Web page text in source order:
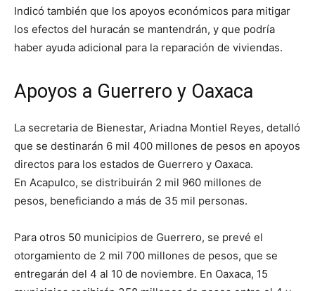
Indicó también que los apoyos económicos para mitigar
los efectos del huracán se mantendrán, y que podría
haber ayuda adicional para la reparación de viviendas.
Apoyos a Guerrero y Oaxaca
La secretaria de Bienestar, Ariadna Montiel Reyes, detalló
que se destinarán 6 mil 400 millones de pesos en apoyos
directos para los estados de Guerrero y Oaxaca.
En Acapulco, se distribuirán 2 mil 960 millones de
pesos, beneficiando a más de 35 mil personas.
Para otros 50 municipios de Guerrero, se prevé el
otorgamiento de 2 mil 700 millones de pesos, que se
entregarán del 4 al 10 de noviembre. En Oaxaca, 15